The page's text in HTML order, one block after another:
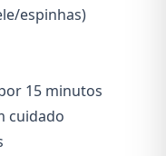
espinhas)
15 minutos
cuidado